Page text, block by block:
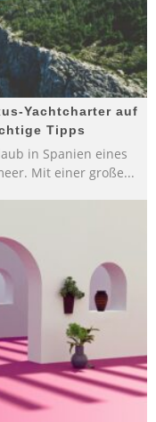
Yachtcharter auf
Tipps
in Spanien eines
Mit einer große...